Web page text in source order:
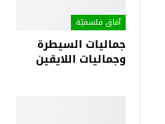
آفاق فلسفيّة‎
جماليات السيطرة
وجماليات اللايقين